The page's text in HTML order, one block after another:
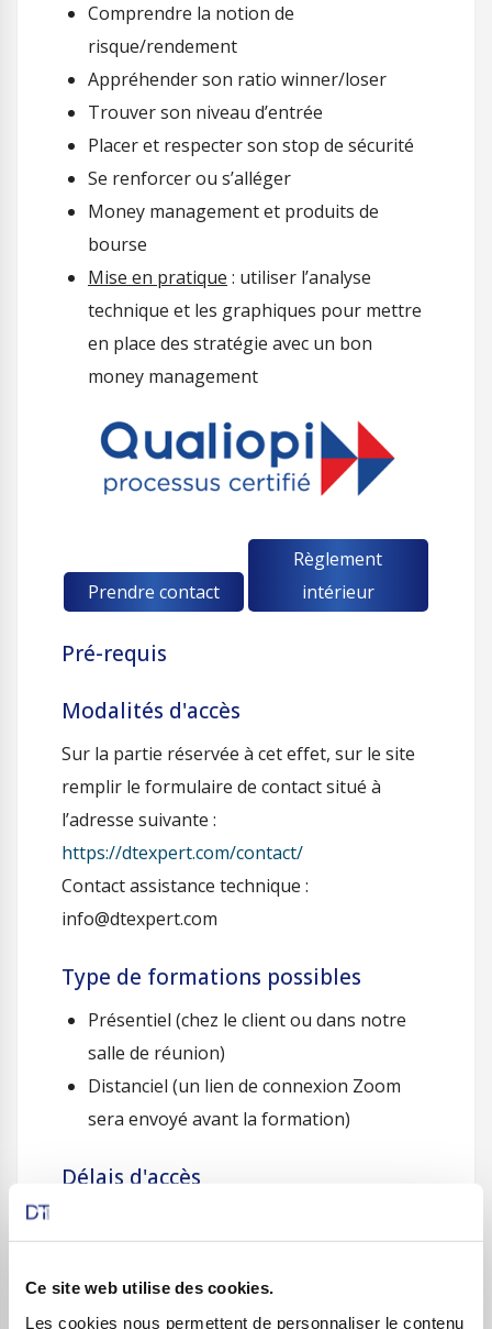
Ce site web utilise des cookies.
Les cookies nous permettent de personnaliser le contenu
Comprendre la notion de
risque/rendement
Appréhender son ratio winner/loser
Trouver son niveau d’entrée
Placer et respecter son stop de sécurité
Se renforcer ou s’alléger
Money management et produits de
bourse
Mise en pratique : utiliser l’analyse
technique et les graphiques pour mettre
en place des stratégie avec un bon
money management
Prendre contact
Règlement
intérieur
Pré-requis
Modalités d'accès
Sur la partie réservée à cet effet, sur le site
remplir le formulaire de contact situé à
l’adresse suivante :
https://dtexpert.com/contact/
Contact assistance technique :
info@dtexpert.com
Type de formations possibles
Présentiel (chez le client ou dans notre
salle de réunion)
Distanciel (un lien de connexion Zoom
sera envoyé avant la formation)
Délais d'accès
Date(s) à convenir entre l’organisme et le
client